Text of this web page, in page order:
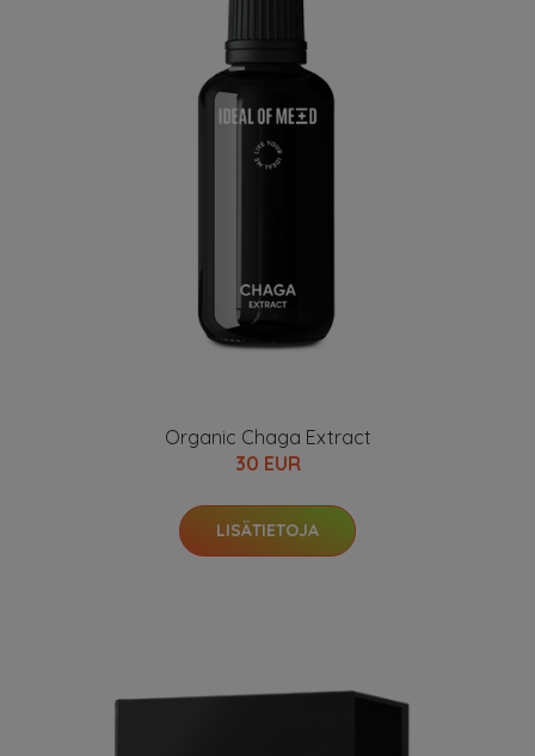
Organic Chaga Extract
30 EUR
LISÄTIETOJA